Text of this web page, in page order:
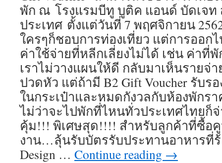
พัก ณ โรงแรมบีทู บูติค แอนด์ บัดเจท
ประเทศ ตั้งแต่วันที่ 7 พฤศจิกายน
ใครๆก็ชอบการท่องเที่ยว แต่การออก
ค่าใช้จ่ายที่หลีกเลี่ยงไม่ได้ เช่น ค่าที่
เราไม่วางแผนให้ดี กลับมาเห็นรายจ่
ปวดหัว แต่ถ้ามี B2 Gift Voucher รับ
ในกระเป๋าและหมดกังวลกับห้องพักร
ไม่ว่าจะไปพักที่ไหนทั่วประเทศไทยก็
คุ้ม!!! พิเศษสุด!!!! สำหรับลูกค้าที่ซื้อ
งาน…ลุ้นรับบัตรรับประทานอาหารที่ร้
Design … Continue reading →